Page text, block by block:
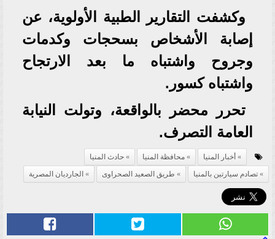
وكشفت التقارير الطبية الأولوية، عن
إصابة الأشخاص بسحجات وكدمات
وجروح واشتباه ما بعد الارتجاح
واشتباه كسور.
تحرر محضر بالواقعة، وتولت النيابة
العامة التصرف.
أخبار المنيا محافظة المنيا
حادث المنيا
تصادم سيارتين بالمنيا
طريق الصعيد الصحراوى الجارديان المصرية